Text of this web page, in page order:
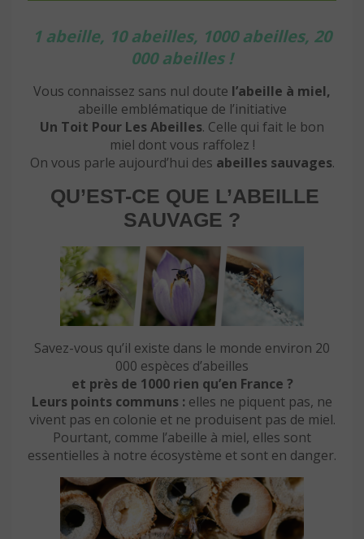
1 abeille, 10 abeilles, 1000 abeilles, 20
000 abeilles !
Vous connaissez sans nul doute l’abeille à miel,
abeille emblématique de l’initiative
Un Toit Pour Les Abeilles. Celle qui fait le bon
miel dont vous raffolez !
On vous parle aujourd’hui des abeilles sauvages.
QU’EST-CE QUE L’ABEILLE
SAUVAGE ?
Savez-vous qu’il existe dans le monde environ 20
000 espèces d’abeilles
et près de 1000 rien qu’en France ?
Leurs points communs : elles ne piquent pas, ne
vivent pas en colonie et ne produisent pas de miel.
Pourtant, comme l’abeille à miel, elles sont
essentielles à notre écosystème et sont en danger.